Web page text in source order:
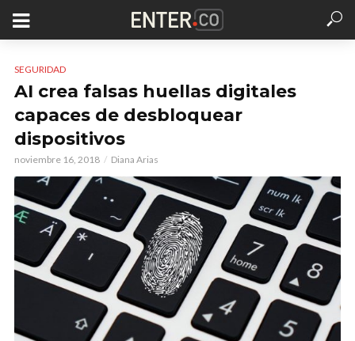
SEGURIDAD
AI crea falsas huellas digitales
capaces de desbloquear
dispositivos
noviembre 16, 2018 Diana Arias